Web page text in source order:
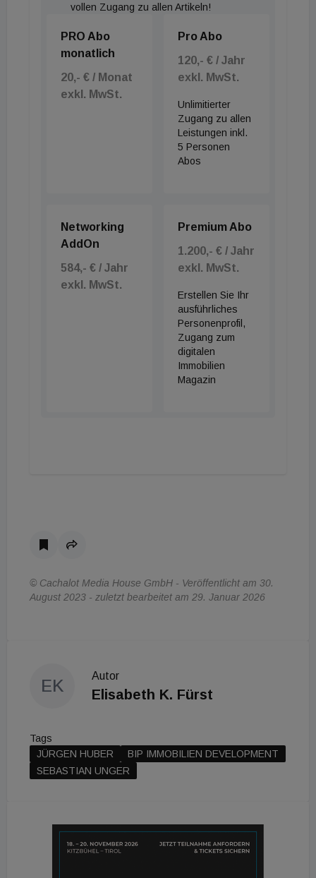
vollen Zugang zu allen Artikeln!
PRO Abo
monatlich
20,- € / Monat
exkl. MwSt.
Pro Abo
120,- € / Jahr
exkl. MwSt.
Unlimitierter
Zugang zu allen
Leistungen inkl.
5 Personen
Abos
Networking
AddOn
584,- € / Jahr
exkl. MwSt.
Premium Abo
1.200,- € / Jahr
exkl. MwSt.
Erstellen Sie Ihr
ausführliches
Personenprofil,
Zugang zum
digitalen
Immobilien
Magazin
© Cachalot Media House GmbH - Veröffentlicht am 30.
August 2023 - zuletzt bearbeitet am 29. Januar 2026
EK
Autor
Elisabeth K. Fürst
Tags
JÜRGEN HUBER
BIP IMMOBILIEN DEVELOPMENT
SEBASTIAN UNGER